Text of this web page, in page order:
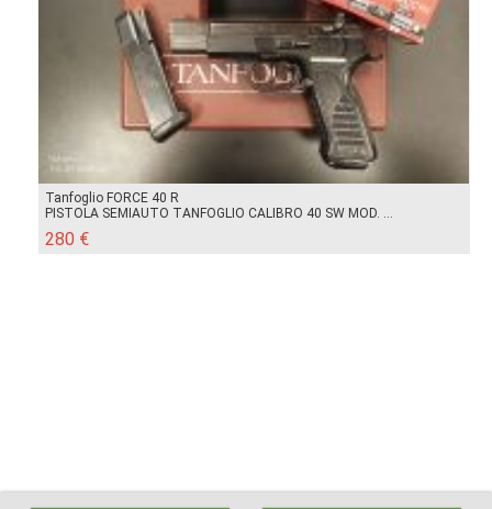
Tanfoglio FORCE 40 R
PISTOLA SEMIAUTO TANFOGLIO CALIBRO 40 SW MOD. ...
280 €